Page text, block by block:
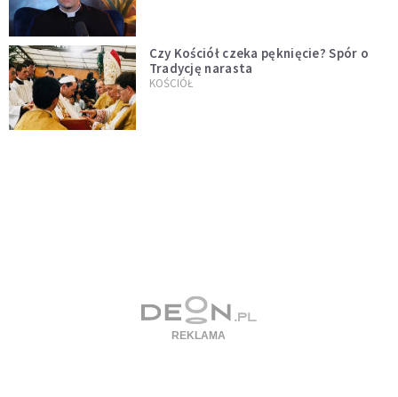
Czy Kościół czeka pęknięcie? Spór o
Tradycję narasta
KOŚCIÓŁ